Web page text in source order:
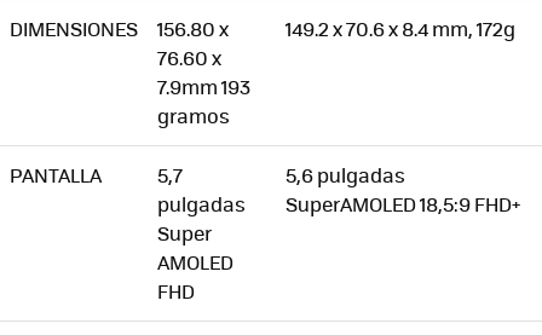
DIMENSIONES
156.80 x
76.60 x
7.9mm 193
gramos
149.2 x 70.6 x 8.4 mm, 172g
PANTALLA
5,7
pulgadas
Super
AMOLED
FHD
5,6 pulgadas
SuperAMOLED 18,5:9 FHD+